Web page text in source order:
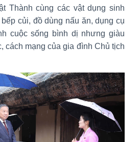
Thành cùng các vật dụng sinh
củi, đồ dùng nấu ăn, dụng cụ
cuộc sống bình dị nhưng giàu
cách mạng của gia đình Chủ tịch